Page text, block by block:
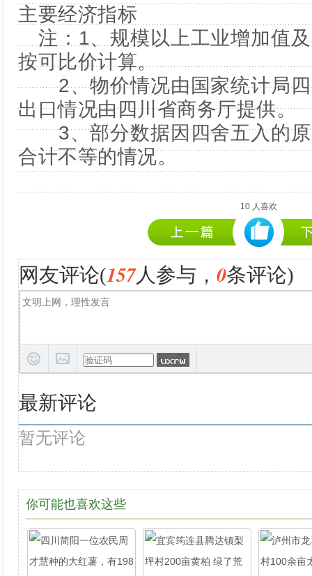
注：1、规模以上工业增加值
按可比价计算。
2、物价情况由国家统计局四
出口情况由四川省商务厅提供。
3、部分数据因四舍五入的原
合计不等的情况。
10人喜欢
网友评论(157人参与， 0条评论)
最新评论
暂无评论
你可能也喜欢这些